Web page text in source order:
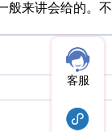
般来讲会给的。
客服